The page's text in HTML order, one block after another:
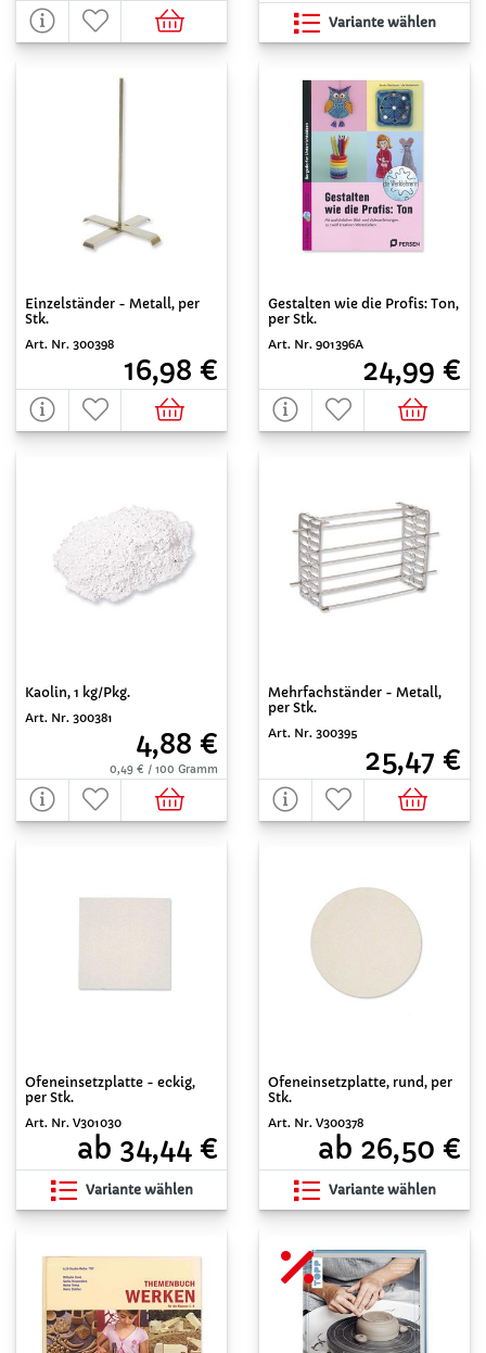
Variante wählen
Einzelständer - Metall, per
Stk.
Art. Nr. 300398
16,98 €
Gestalten wie die Profis: Ton,
per Stk.
Art. Nr. 901396A
24,99 €
Kaolin, 1 kg/Pkg.
Art. Nr. 300381
4,88 €
0,49 € / 100 Gramm
Mehrfachständer - Metall,
per Stk.
Art. Nr. 300395
25,47 €
Ofeneinsetzplatte - eckig,
per Stk.
Art. Nr. V301030
ab 34,44 €
Variante wählen
Ofeneinsetzplatte, rund, per
Stk.
Art. Nr. V300378
ab 26,50 €
Variante wählen